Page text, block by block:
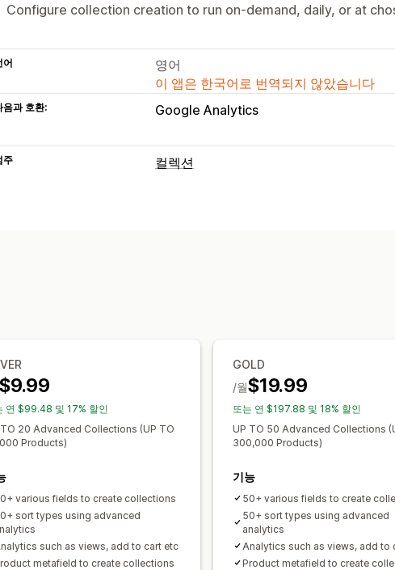
Configure collection creation to run on-demand, daily, or at
어
영어
이 앱은 한국어로 번역되지 않았습니다
음과 호환: Google Analytics
주 컬렉션
$9.99
연 $99.48 및 17% 할인
20 Advanced Collections (UP TO
Products)
various fields to create collections
sort types using advanced
such as views, add to cart etc
metafield to create collections
GOLD
$19.99
/월
또는 연 $197.88 및 18% 할인
UP TO 50 Advanced Collections
300,000 Products)
기능
50+ various fields to create
50+ sort types using advanced
analytics
Analytics such as views, add to
Product metafield to create